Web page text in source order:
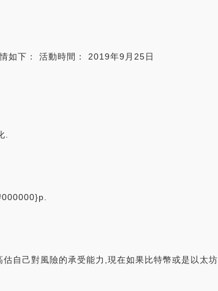
如下： 活動時間： 2019年9月25日
.
自己對風險的承受能力,現在如果比特幣或是以太坊